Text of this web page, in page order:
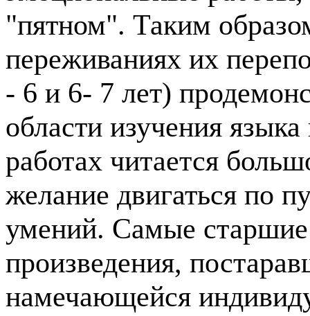
"пятном". Таким
переживаниях их
- 6 и 6- 7 лет)
области изучения
работах читается
желание двигаться по
умений. Самые старшие
произведения,
намечающейся